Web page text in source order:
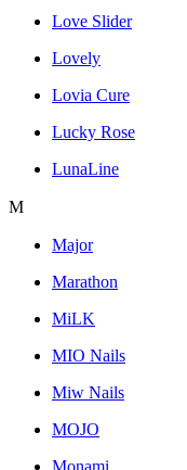
Love Slider
Lovely
Lovia Cure
Lucky Rose
LunaLine
M
Major
Marathon
MiLK
MIO Nails
Miw Nails
MOJO
Monami